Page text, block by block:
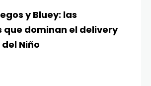
y Bluey: las
que dominan el delivery
Niño